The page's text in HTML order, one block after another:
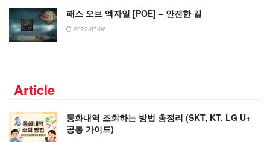
패스 오브 엑자일 [POE] – 안전한 길
2022-07-06
Article
통화내역 조회하는 방법 총정리 (SKT, KT, LG U+
공통 가이드)